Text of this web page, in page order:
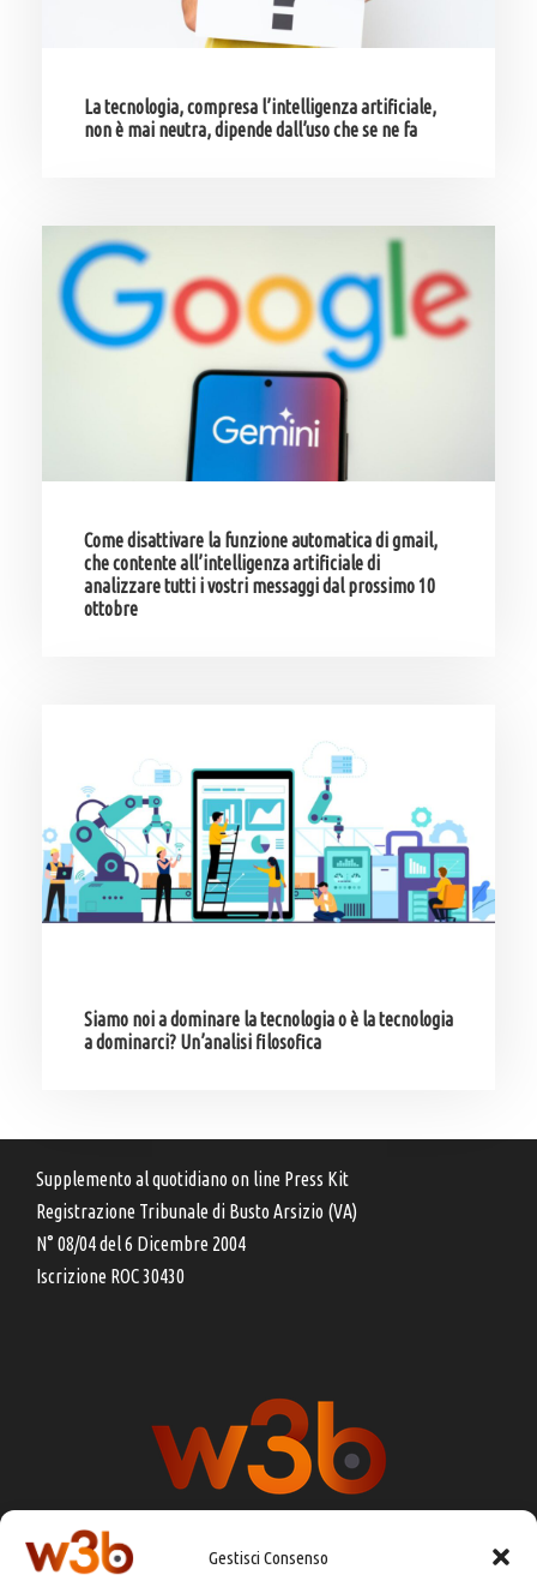
Gestisci Consenso
La tecnologia, compresa l’intelligenza artificiale,
non è mai neutra, dipende dall’uso che se ne fa
Come disattivare la funzione automatica di gmail,
che contente all’intelligenza artificiale di
analizzare tutti i vostri messaggi dal prossimo 10
ottobre
Siamo noi a dominare la tecnologia o è la tecnologia
a dominarci? Un’analisi filosofica
Supplemento al quotidiano on line Press Kit
Registrazione Tribunale di Busto Arsizio (VA)
N° 08/04 del 6 Dicembre 2004
Iscrizione ROC 30430